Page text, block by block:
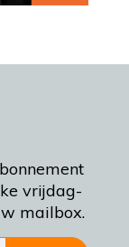
vrijdag-
mailbox.